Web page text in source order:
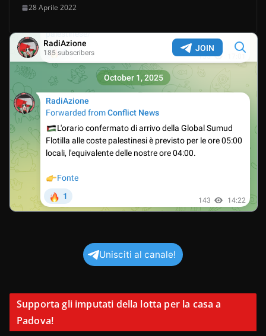
28 Aprile 2022
Unisciti al canale!
Supporta gli imputati della lotta per la casa a
Padova!